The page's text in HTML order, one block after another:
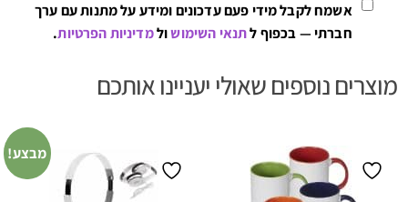
אשמח לקבל מידי פעם עדכונים ומידע על מתנות עם ערך
חברתי — בכפוף לתנאי השימושולמדיניות הפרטיות.
מוצרים נוספים שאולי יעניינו אותכם
מבצע!